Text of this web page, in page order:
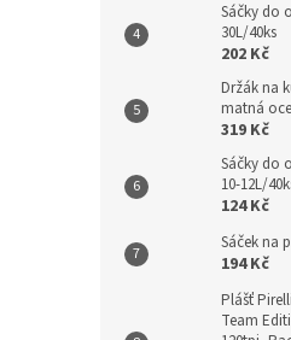
Sáčky do
30L/40ks
202 Kč
Držák na
matná
319 Kč
Sáčky do
10-12L/
124 Kč
Sáček na
194 Kč
Plášť
Team